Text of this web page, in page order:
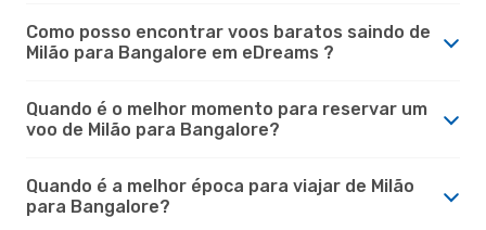
Como posso encontrar voos baratos saindo de
Milão para Bangalore em eDreams ?
Quando é o melhor momento para reservar um
voo de Milão para Bangalore?
Quando é a melhor época para viajar de Milão
para Bangalore?